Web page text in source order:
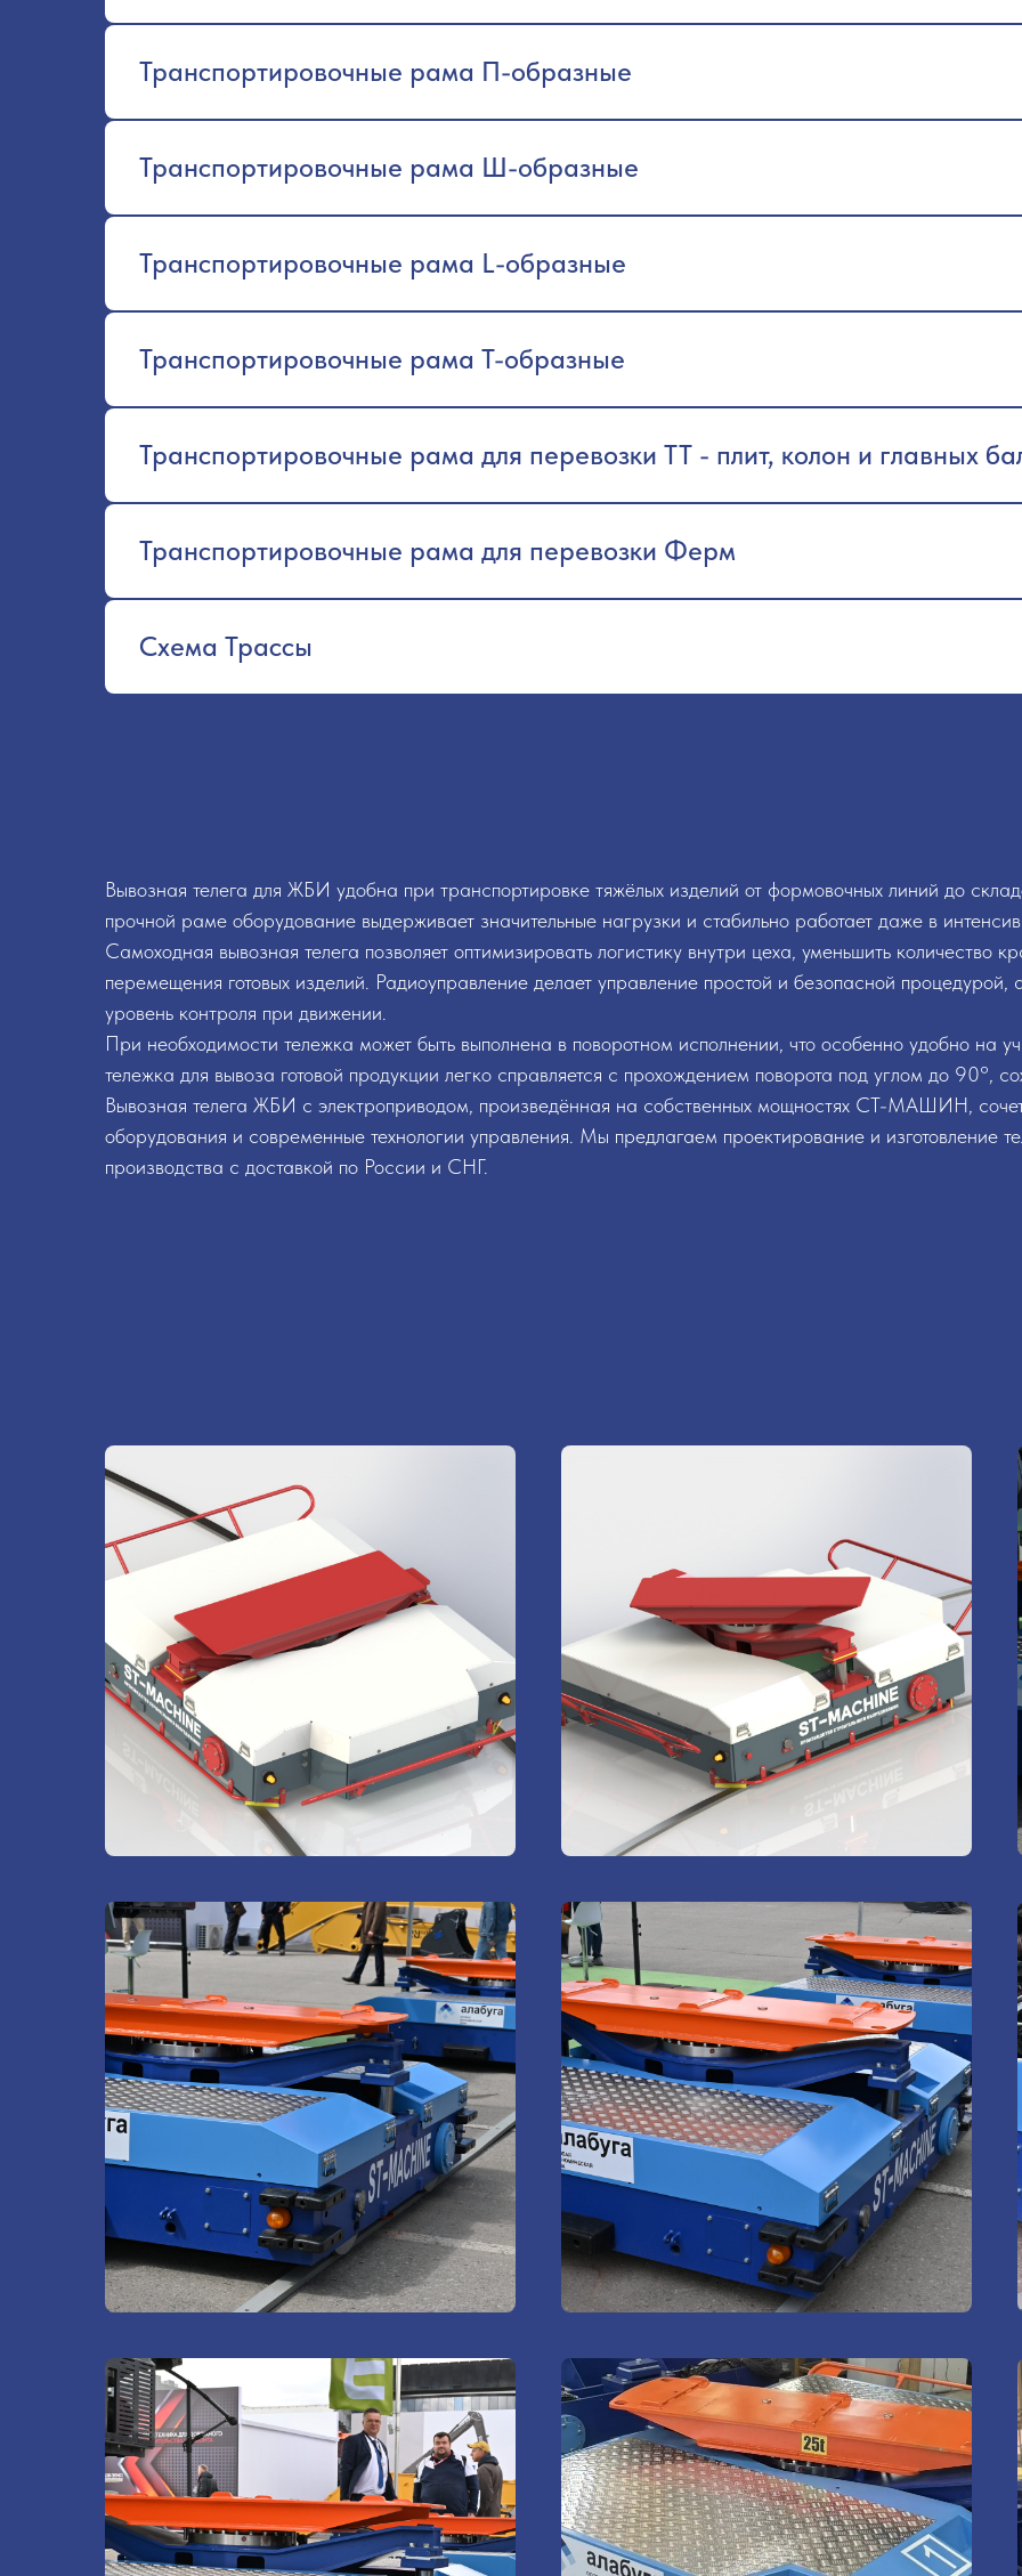
Транспортировочные рама П-образные
Транспортировочные рама Ш-образные
Транспортировочные рама L-образные
Транспортировочные рама T-образные
Транспортировочные рама для перевозки TT - плит, колон и главных
Транспортировочные рама для перевозки Ферм
Схема Трассы
Вывозная телега для ЖБИ удобна при транспортировке тяжёлых изделий от формовочных линий до
прочной раме оборудование выдерживает значительные нагрузки и стабильно работает даже в
Самоходная вывозная телега позволяет оптимизировать логистику внутри цеха, уменьшить количество
перемещения готовых изделий. Радиоуправление делает управление простой и безопасной
уровень контроля при движении.
При необходимости тележка может быть выполнена в поворотном исполнении, что особенно удобно на
тележка для вывоза готовой продукции легко справляется с прохождением поворота под углом до 90°,
Вывозная телега ЖБИ с электроприводом, произведённая на собственных мощностях СТ-МАШИН,
оборудования и современные технологии управления. Мы предлагаем проектирование и изготовление
производства с доставкой по России и СНГ.